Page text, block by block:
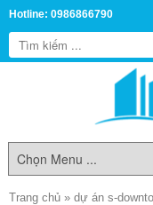
Hotline: 0986866790
Trang chủ » dự án s-